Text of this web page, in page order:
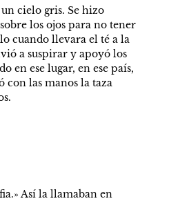
cielo gris. Se hizo
los ojos para no tener
cuando llevara el té a la
a suspirar y apoyó los
en ese lugar, en ese país,
con las manos la taza
Así la llamaban en